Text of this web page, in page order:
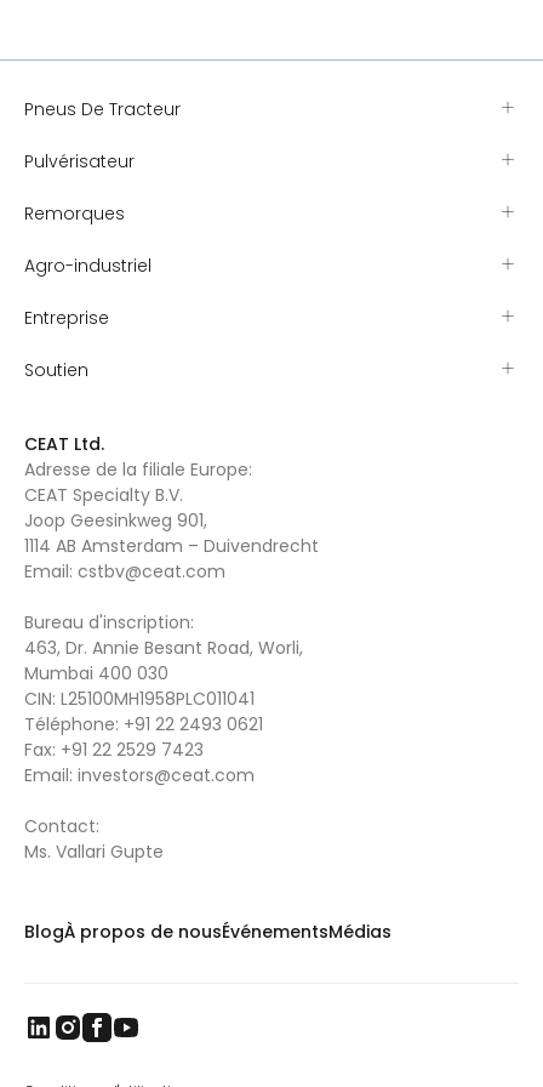
Pneus De Tracteur
Pulvérisateur
Remorques
Agro-industriel
Entreprise
Soutien
CEAT Ltd.
Adresse de la filiale Europe:
CEAT Specialty B.V.
Joop Geesinkweg 901,
1114 AB Amsterdam – Duivendrecht
Email: cstbv@ceat.com
Bureau d'inscription:
463, Dr. Annie Besant Road, Worli,
Mumbai 400 030
CIN: L25100MH1958PLC011041
Téléphone: +91 22 2493 0621
Fax: +91 22 2529 7423
Email: investors@ceat.com
Contact:
Ms. Vallari Gupte
BlogÀ propos de nousÉvénementsMédias